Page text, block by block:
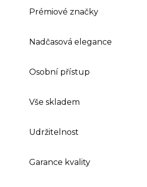
Prémiové značky
Nadčasová elegance
Osobní přístup
Vše skladem
Udržitelnost
Garance kvality